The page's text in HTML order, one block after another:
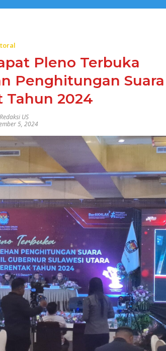
Pleno Terbuka
Penghitungan Suara
Tahun 2024
Redaksi US
5, 2024